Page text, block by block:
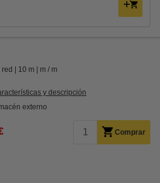
10 m m / m
y descripción
externo
Comprar